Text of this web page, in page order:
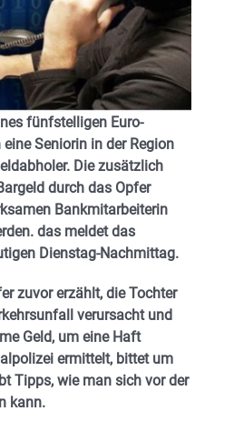
fünfstelligen Euro-
Seniorin in der Region
Die zusätzlich
durch das Opfer
Bankmitarbeiterin
das meldet das
Dienstag-Nachmittag.
zuvor erzählt, die Tochter
verursacht und
Geld, um eine Haft
ermittelt, bittet um
Tipps, wie man sich vor der
kann.